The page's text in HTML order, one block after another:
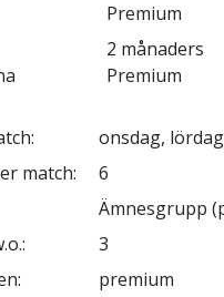
Premium
2 månaders
Premium
onsdag, lördag
match:
6
Ämnesgrupp
3
premium